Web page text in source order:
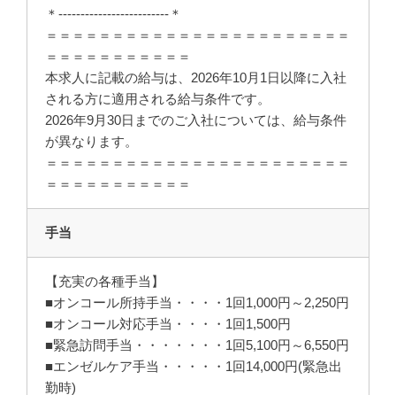
＊-------------------------＊
＝＝＝＝＝＝＝＝＝＝＝＝＝＝＝＝＝＝＝＝＝＝＝
＝＝＝＝＝＝＝＝＝＝＝
本求人に記載の給与は、2026年10月1日以降に入社
される方に適用される給与条件です。
2026年9月30日までのご入社については、給与条件
が異なります。
＝＝＝＝＝＝＝＝＝＝＝＝＝＝＝＝＝＝＝＝＝＝＝
＝＝＝＝＝＝＝＝＝＝＝
手当
【充実の各種手当】
■オンコール所持手当・・・・1回1,000円～2,250円
■オンコール対応手当・・・・1回1,500円
■緊急訪問手当・・・・・・・1回5,100円～6,550円
■エンゼルケア手当・・・・・1回14,000円(緊急出
勤時)